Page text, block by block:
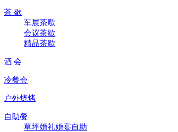
茶 歇
车展茶歇
会议茶歇
精品茶歇
酒 会
冷餐会
户外烧烤
自助餐
草坪婚礼婚宴自助